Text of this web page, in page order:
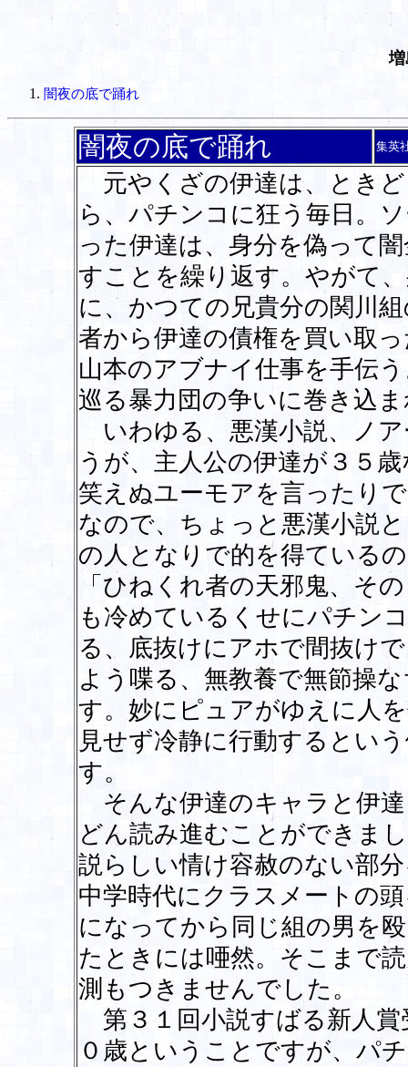
闇夜の底で踊れ
闇夜の底で踊れ 集英
元やくざの伊達は、とき
ら、パチンコに狂う毎日。
った伊達は、身分を偽って
すことを繰り返す。やがて
に、かつての兄貴分の関川
者から伊達の債権を買い取
山本のアブナイ仕事を手伝
巡る暴力団の争いに巻き込
いわゆる、悪漢小説、ノ
うが、主人公の伊達が３５
笑えぬユーモアを言ったり
なので、ちょっと悪漢小説
の人となりで的を得ている
「ひねくれ者の天邪鬼、そ
も冷めているくせにパチン
る、底抜けにアホで間抜け
よう喋る、無教養で無節操
す。妙にピュアがゆえに人
見せず冷静に行動するとい
す。
そんな伊達のキャラと伊
どん読み進むことができま
説らしい情け容赦のない部
中学時代にクラスメートの
になってから同じ組の男を
たときには唖然。そこまで
測もつきませんでした。
第３１回小説すばる新人賞
０歳ということですが、パ